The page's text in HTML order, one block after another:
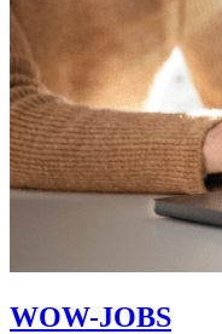
WOW-JOBS